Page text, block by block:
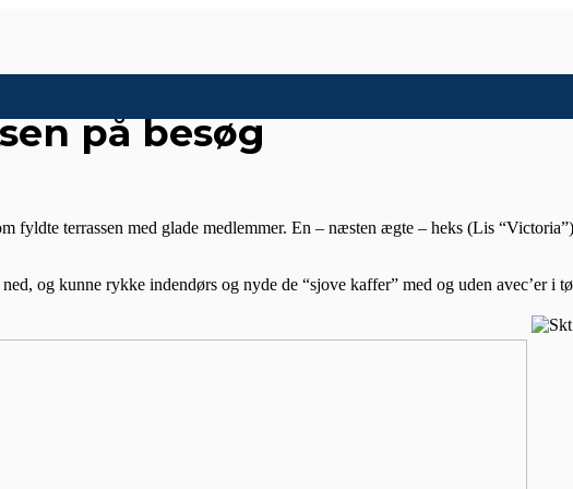
på besøg
fyldte terrassen med glade medlemmer. En – næsten ægte – heks (Lis
og kunne rykke indendørs og nyde de “sjove kaffer” med og uden avec’er i